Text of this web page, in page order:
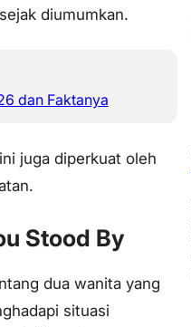
diumumkan.
dan Faktanya
juga diperkuat oleh
Stood By
dua wanita yang
situasi